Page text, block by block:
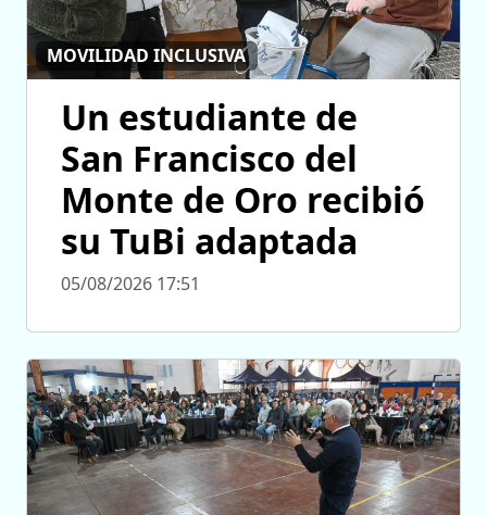
MOVILIDAD INCLUSIVA
Un estudiante de
San Francisco del
Monte de Oro recibió
su TuBi adaptada
05/08/2026 17:51